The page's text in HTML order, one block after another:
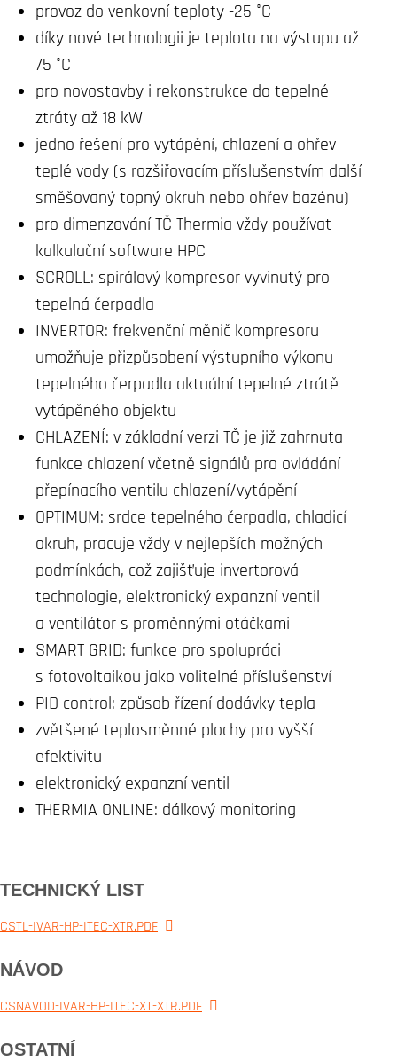
provoz do venkovní teploty -25 °C
díky nové technologii je teplota na výstupu až
75 °C
pro novostavby i rekonstrukce do tepelné
ztráty až 18 kW
jedno řešení pro vytápění, chlazení a ohřev
teplé vody (s rozšiřovacím příslušenstvím další
směšovaný topný okruh nebo ohřev bazénu)
pro dimenzování TČ Thermia vždy používat
kalkulační software HPC
SCROLL: spirálový kompresor vyvinutý pro
tepelná čerpadla
INVERTOR: frekvenční měnič kompresoru
umožňuje přizpůsobení výstupního výkonu
tepelného čerpadla aktuální tepelné ztrátě
vytápěného objektu
CHLAZENÍ: v základní verzi TČ je již zahrnuta
funkce chlazení včetně signálů pro ovládání
přepínacího ventilu chlazení/vytápění
OPTIMUM: srdce tepelného čerpadla, chladicí
okruh, pracuje vždy v nejlepších možných
podmínkách, což zajišťuje invertorová
technologie, elektronický expanzní ventil
a ventilátor s proměnnými otáčkami
SMART GRID: funkce pro spolupráci
s fotovoltaikou jako volitelné příslušenství
PID control: způsob řízení dodávky tepla
zvětšené teplosměnné plochy pro vyšší
efektivitu
elektronický expanzní ventil
THERMIA ONLINE: dálkový monitoring
TECHNICKÝ LIST
CSTL-IVAR-HP-ITEC-XTR.PDF
NÁVOD
CSNAVOD-IVAR-HP-ITEC-XT-XTR.PDF
OSTATNÍ